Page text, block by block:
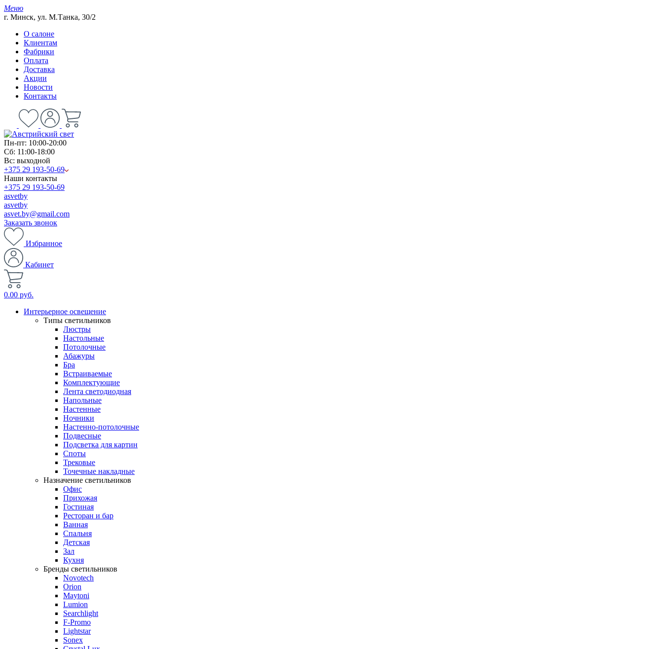
Меню
г. Минск, ул. М.Танка, 30/2
О салоне
Клиентам
Фабрики
Оплата
Доставка
Акции
Новости
Контакты
Пн-пт: 10:00-20:00
Сб: 11:00-18:00
Вс: выходной
+375 29 193-50-69
Наши контакты
+375 29 193-50-69
asvetby
asvetby
asvet.by@gmail.com
Заказать звонок
Избранное
Кабинет
0.00 руб.
Интерьерное освещение
Типы светильников
Люстры
Настольные
Потолочные
Абажуры
Бра
Встраиваемые
Комплектующие
Лента светодиодная
Напольные
Настенные
Ночники
Настенно-потолочные
Подвесные
Подсветка для картин
Споты
Трековые
Точечные накладные
Назначение светильников
Офис
Прихожая
Гостиная
Ресторан и бар
Ванная
Спальня
Детская
Зал
Кухня
Бренды светильников
Novotech
Orion
Maytoni
Lumion
Searchlight
F-Promo
Lightstar
Sonex